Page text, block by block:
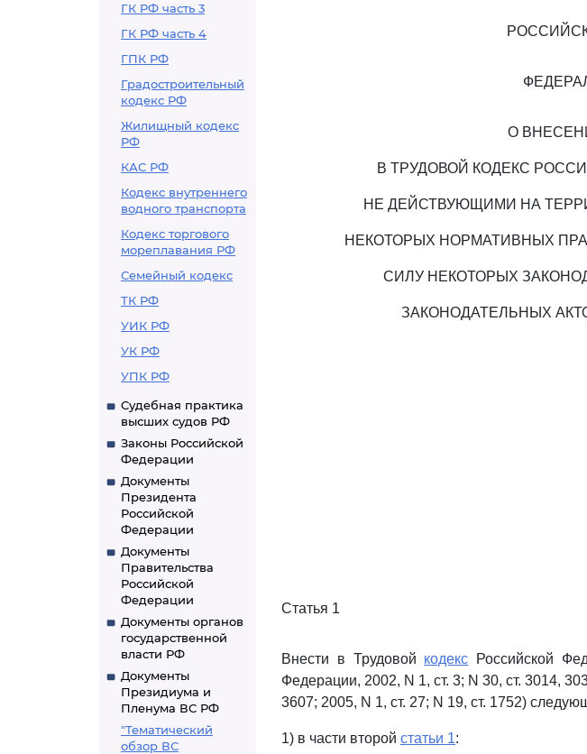
ГК РФ часть 3
ГК РФ часть 4
ГПК РФ
Градостроительный
кодекс РФ
Жилищный кодекс
РФ
КАС РФ
Кодекс внутреннего
водного транспорта
Кодекс торгового
мореплавания РФ
Семейный кодекс
ТК РФ
УИК РФ
УК РФ
УПК РФ
Судебная практика
высших судов РФ
Законы Российской
Федерации
Документы
Президента
Российской
Федерации
Документы
Правительства
Российской
Федерации
Документы органов
государственной
власти РФ
Документы
Президиума и
Пленума ВС РФ
"Тематический
обзор ВС
О
В ТРУДОВОЙ КОДЕКС
НЕ ДЕЙСТВУЮЩИМИ НА
НЕКОТОРЫХ НОРМАТИВНЫХ
СИЛУ НЕКОТОРЫХ
ЗАКОНОДАТЕЛЬНЫХ
Статья 1
Внести в Трудовой кодекс Российской
Федерации, 2002, N 1, ст. 3; N 30, ст. 3014,
3607; 2005, N 1, ст. 27; N 19, ст. 1752)
1) в части второй статьи 1: